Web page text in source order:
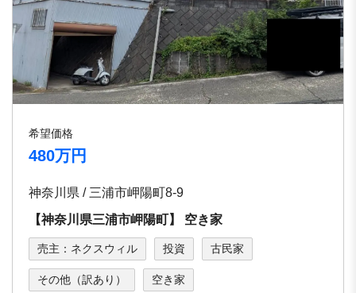
希望価格
480万円
神奈川県 / 三浦市岬陽町8-9
【神奈川県三浦市岬陽町】 空き家
売主：ネクスウィル 投資 古民家
その他（訳あり） 空き家